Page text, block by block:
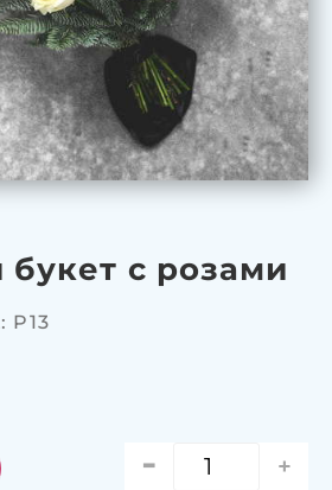
с розами
- +